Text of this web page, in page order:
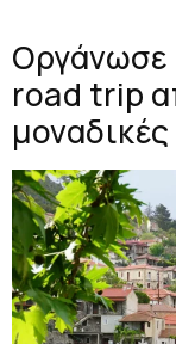
Οργάνωσε
road trip